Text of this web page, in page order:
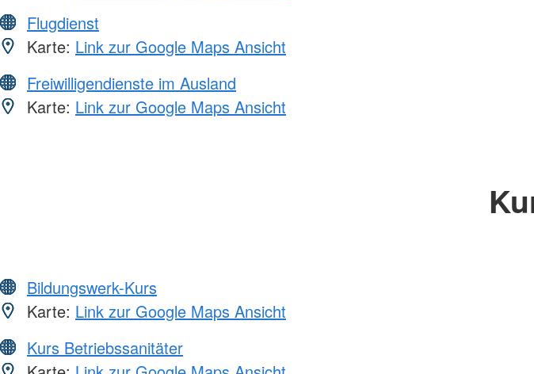
Flugdienst
Karte: Link zur Google Maps Ansicht
Freiwilligendienste im Ausland
Karte: Link zur Google Maps Ansicht
Bildungswerk-Kurs
Karte: Link zur Google Maps Ansicht
Kurs Betriebssanitäter